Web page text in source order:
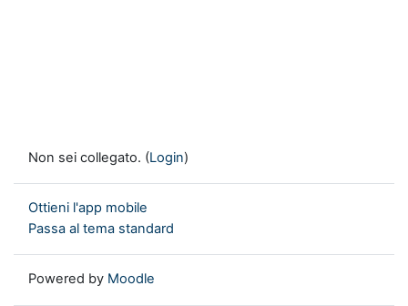
Non sei collegato. (Login)
Ottieni l'app mobile
Passa al tema standard
Powered by Moodle